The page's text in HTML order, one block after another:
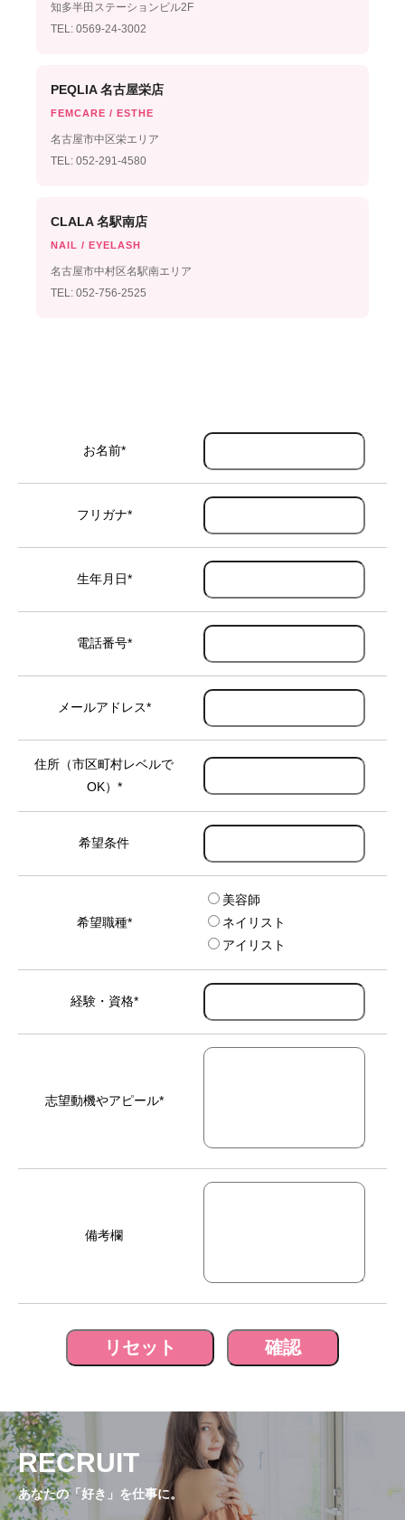
知多半田ステーションビル2F
TEL: 0569-24-3002
PEQLIA 名古屋栄店
FEMCARE / ESTHE
名古屋市中区栄エリア
TEL: 052-291-4580
CLALA 名駅南店
NAIL / EYELASH
名古屋市中村区名駅南エリア
TEL: 052-756-2525
お名前*
フリガナ*
生年月日*
電話番号*
メールアドレス*
住所（市区町村レベルで
OK） *
希望条件
希望職種*
美容師
ネイリスト
アイリスト
経験・資格*
志望動機やアピール*
備考欄
RECRUIT
あなたの「好き」を仕事に。